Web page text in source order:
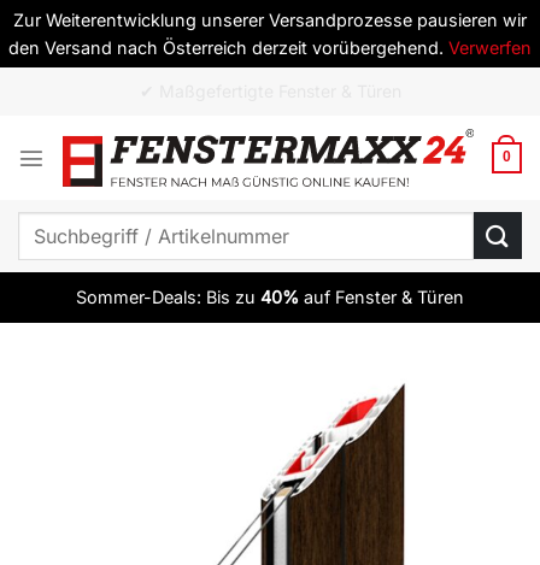
Zur Weiterentwicklung unserer Versandprozesse pausieren wir
den Versand nach Österreich derzeit vorübergehend. Verwerfen
springen
0
Suchen
Sommer-Deals: Bis zu 40% auf Fenster & Türen